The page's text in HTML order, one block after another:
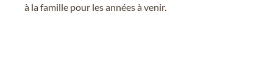
à la famille pour les années à venir.